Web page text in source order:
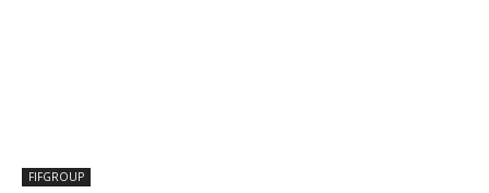
FIFGROUP